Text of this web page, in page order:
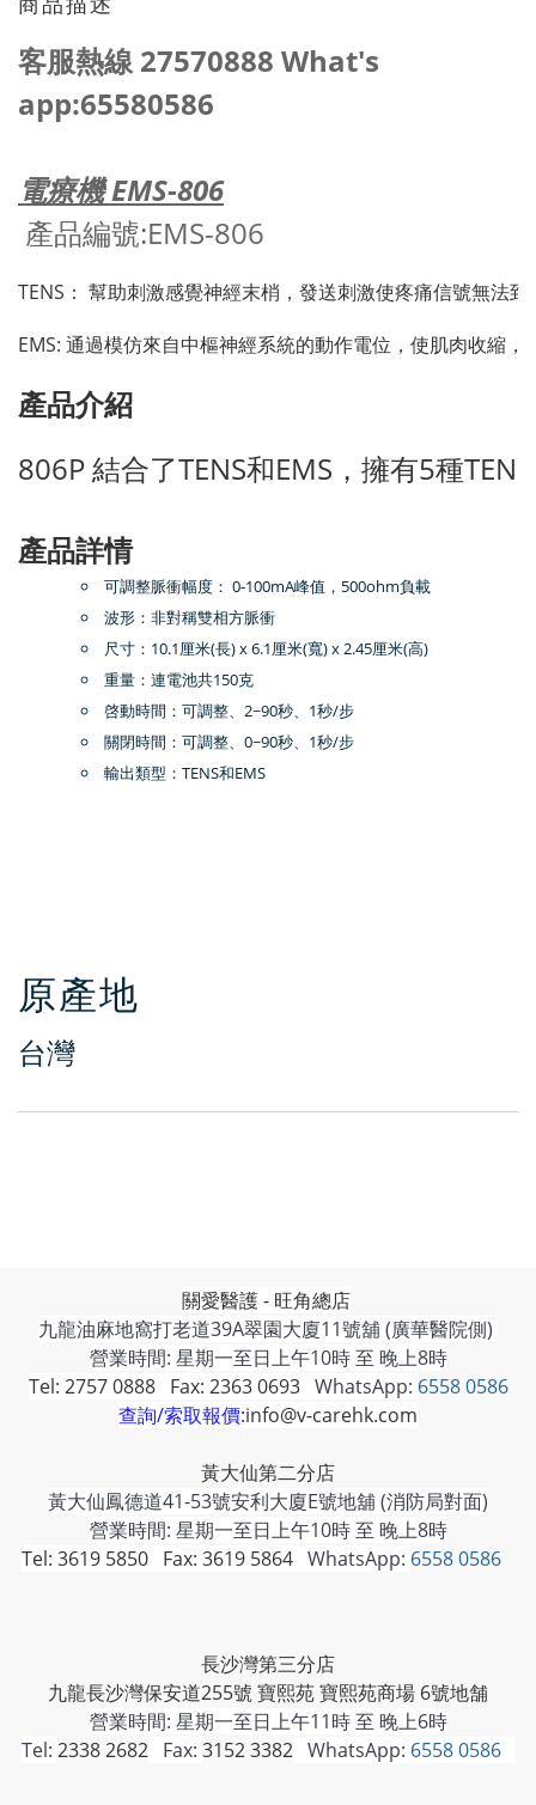
客服熱線 27570888 What's
app:65580586
電療機EMS-806
產品編號:EMS-806
TENS： 幫助刺激感覺神經末梢，發送刺激使疼痛信號無法
EMS: 通過模仿來自中樞神經系統的動作電位，使肌肉收縮，
產品介紹
806P 結合了TENS和EMS，擁有5種
產品詳情
可調整脈衝幅度： 0-100mA峰值，500ohm負載
波形：非對稱雙相方脈衝
尺寸：10.1厘米(長) x 6.1厘米(寬) x 2.45厘米(高)
重量：連電池共150克
啓動時間：可調整、2~90秒、1秒/步
關閉時間：可調整、0~90秒、1秒/步
輸出類型：TENS和EMS
原產地
台灣
關愛醫護 - 旺角總店
九龍油麻地窩打老道39A翠園大廈11號舖 (廣華醫院側)
營業時間: 星期一至日上午10時 至 晚上8時
Tel: 2757 0888 Fax: 2363 0693WhatsApp: 6558 0586
查詢/索取報價:info@v-carehk.com
黃大仙第二分店
黃大仙鳳德道41-53號安利大廈E號地舖 (消防局對面)
營業時間: 星期一至日上午10時 至 晚上8時
Tel: 3619 5850 Fax: 3619 5864WhatsApp: 6558 0586
長沙灣第三分店
九龍長沙灣保安道255號 寶熙苑 寶熙苑商場 6號地舗
營業時間: 星期一至日上午11時 至 晚上6時
Tel: 2338 2682Fax: 3152 3382WhatsApp: 6558 0586